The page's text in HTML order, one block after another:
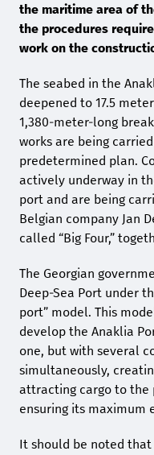
the maritime area of
the procedures
work on the
The seabed in the
deepened to 17.5
1,380-meter-long
works are being
predetermined plan.
actively underway in
port and are being
Belgian company Jan
called “Big Four,”
The Georgian
Deep-Sea Port under
port” model. This
develop the Anaklia
one, but with several
simultaneously,
attracting cargo to the
ensuring its maximum
It should be noted